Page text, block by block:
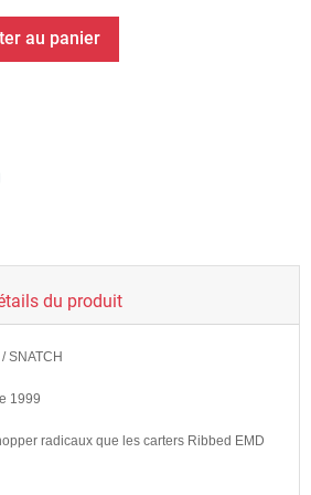
au panier
du produit
SNATCH
1999
radicaux que les carters Ribbed EMD